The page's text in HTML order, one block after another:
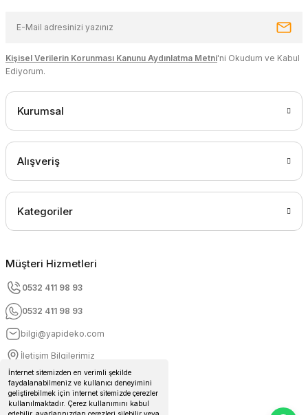
İnternet sitemizden en verimli şekilde
faydalanabilmeniz ve kullanıcı deneyimini
geliştirebilmek için internet sitemizde çerezler
kullanılmaktadır. Çerez kullanımını kabul
Kişisel Verilerin Korunması Kanunu Aydınlatma Metni'ni Okudum ve Kabul
Ediyorum.
Kurumsal
Alışveriş
Kategoriler
Müşteri Hizmetleri
0532 411 98 93
0532 411 98 93
bilgi@yapideko.com
İletişim Bilgilerimiz